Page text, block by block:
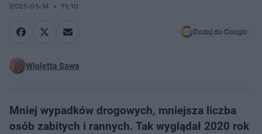
2021-01-14 11:10
Dodaj do Google
Wioletta Sawa
Mniej wypadków drogowych, mniejsza liczba
osób zabitych i rannych. Tak wyglądał 2020 rok